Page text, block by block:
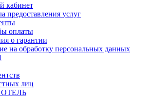
кабинет
предоставления услуг
оплаты
о гарантии
на обработку персональных данных
лиц